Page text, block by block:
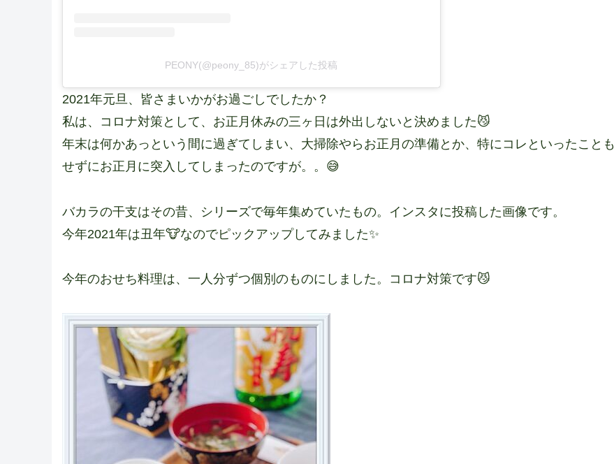
PEONY(@peony_85)がシェアした投稿
2021年元旦、皆さまいかがお過ごしでしたか？
私は、コロナ対策として、お正月休みの三ヶ日は外出しないと決めました😼
年末は何かあっという間に過ぎてしまい、大掃除やらお正月の準備とか、特にコレといったことも
せずにお正月に突入してしまったのですが。。😅
バカラの干支はその昔、シリーズで毎年集めていたもの。インスタに投稿した画像です。
今年2021年は丑年🐮なのでピックアップしてみました✨
今年のおせち料理は、一人分ずつ個別のものにしました。コロナ対策です😼